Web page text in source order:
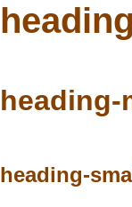
heading-
heading-